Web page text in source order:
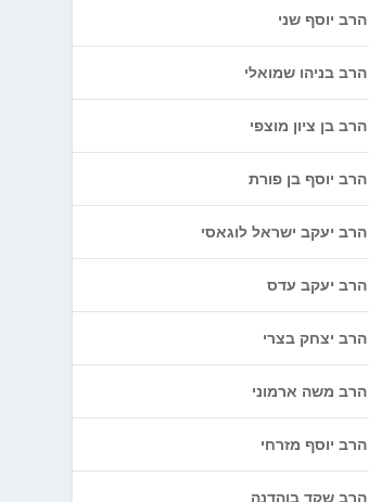
הרב יוסף שני
הרב בניהו שמואלי
הרב בן ציון מוצפי
הרב יוסף בן פורת
הרב יעקב ישראל לוגאסי
הרב יעקב עדס
הרב יצחק בצרי
הרב משה ארמוני
הרב יוסף מזרחי
הרב שקד בוהדנה